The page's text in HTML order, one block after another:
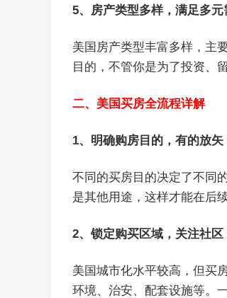
5、房产类型多样，满足多元
美国房产类型丰富多样，主
目的，不管你是为了投资、
二、美国买房全流程详解
1、明确购房目的，有的放矢
不同的买房目的决定了不同
是其他用途，这样才能在后
2、锁定购买区域，关注社区
美国城市化水平较高，但买
环境、治安、配套设施等。